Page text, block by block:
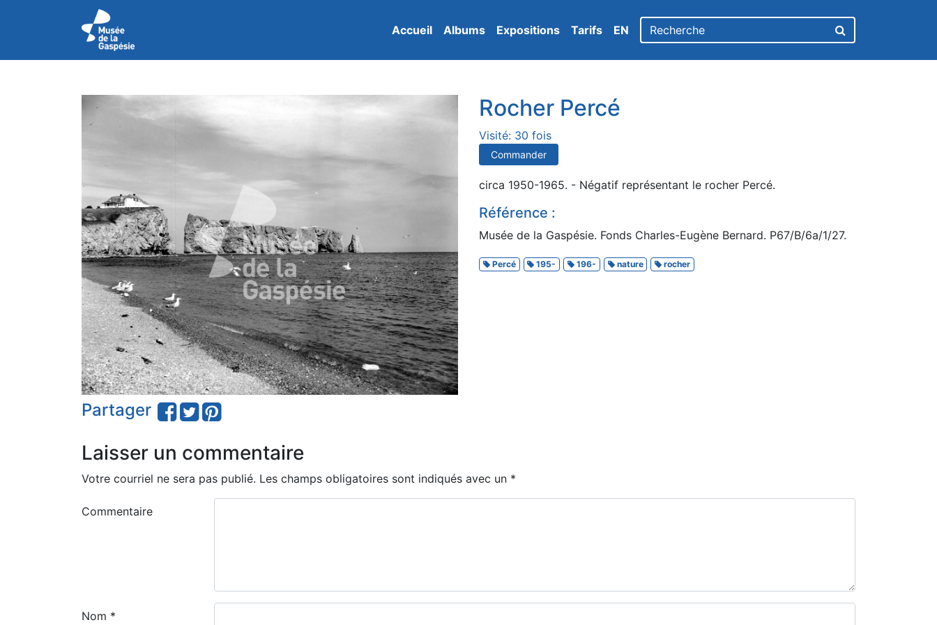
Accueil Albums Expositions Tarifs EN
Partager
Rocher Percé
Visité: 30 fois
Commander
circa 1950-1965. - Négatif représentant le rocher Percé.
Référence :
Musée de la Gaspésie. Fonds Charles-Eugène Bernard. P67/B/6a/1/27.
Percé 195- 196- nature rocher
Laisser un commentaire
Votre courriel ne sera pas publié. Les champs obligatoires sont indiqués avec un *
Commentaire
Nom *